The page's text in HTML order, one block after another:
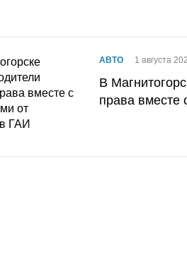
АВТО 1 августа
В
права вместе